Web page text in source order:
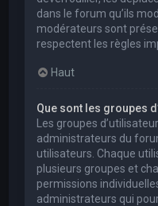
dans le forum qu’ils
modérateurs sont
respectent les règles
Haut
Que sont les groupes
Les groupes
administrateurs du
utilisateurs. Chaque
plusieurs groupes et
permissions
administrateurs qui